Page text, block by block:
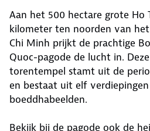
Aan het 500 hectare grote Ho
kilometer ten noorden van
Chi Minh prijkt de prachtige
Quoc-pagode de lucht in.
torentempel stamt uit de
en bestaat uit elf
boeddhabeelden.
Bekijk bij de pagode ook de